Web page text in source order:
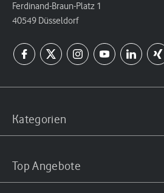
Ferdinand-Braun-Platz 1
40549 Düsseldorf
Kategorien
Top Angebote